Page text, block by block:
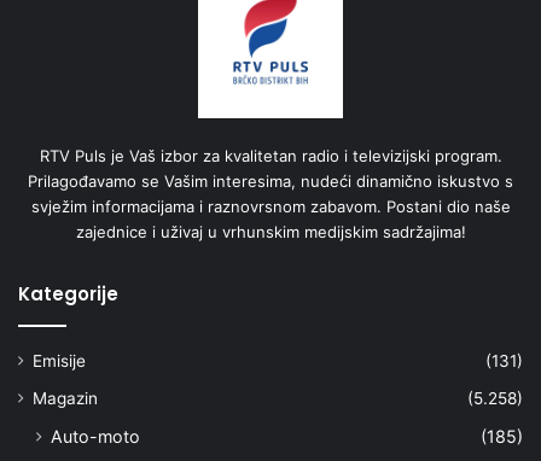
RTV Puls je Vaš izbor za kvalitetan radio i televizijski program.
Prilagođavamo se Vašim interesima, nudeći dinamično iskustvo s
svježim informacijama i raznovrsnom zabavom. Postani dio naše
zajednice i uživaj u vrhunskim medijskim sadržajima!
Kategorije
Emisije
(131)
Magazin
(5.258)
Auto-moto
(185)